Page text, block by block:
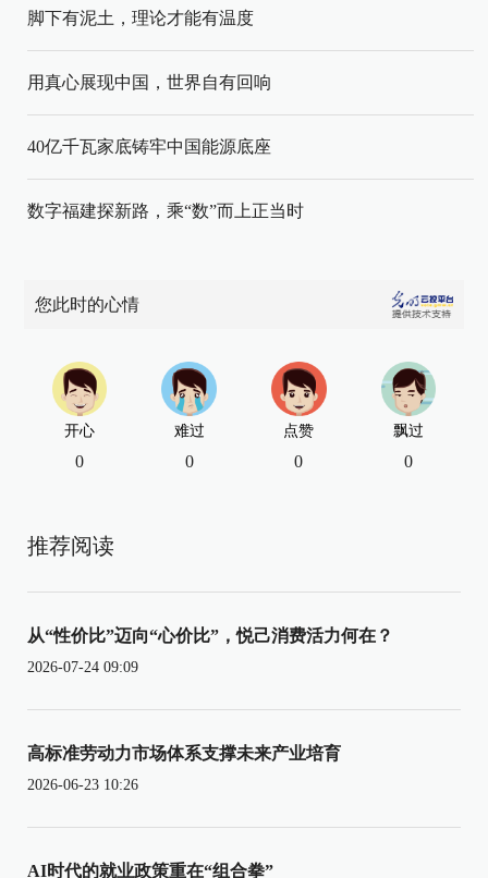
脚下有泥土，理论才能有温度
用真心展现中国，世界自有回响
40亿千瓦家底铸牢中国能源底座
数字福建探新路，乘“数”而上正当时
您此时的心情
开心
0
难过
0
点赞
0
飘过
0
推荐阅读
从“性价比”迈向“心价比”，悦己消费活力何在？
2026-07-24 09:09
高标准劳动力市场体系支撑未来产业培育
2026-06-23 10:26
AI时代的就业政策重在“组合拳”